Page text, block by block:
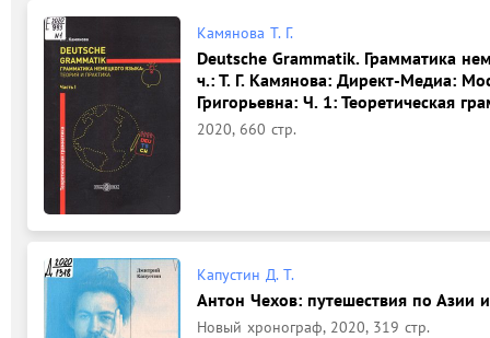
Камянова Т. Г.
Deutsche Grammatik. Грамматика
ч.: Т. Г. Камянова: Директ-Медиа:
Григорьевна: Ч. 1: Теоретическая
2020, 660 стр.
Капустин Д. Т.
Антон Чехов: путешествия по Азии
Новый хронограф, 2020, 319 стр.